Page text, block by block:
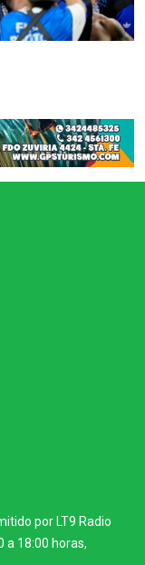
por LT9 Radio
a 18:00 horas,